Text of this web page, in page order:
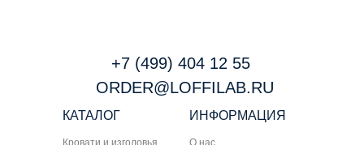
КАТАЛОГ
+7 (499) 404 12 55
ORDER@LOFFILAB.RU
Кровати и изголовья
ИНФОРМАЦИЯ
О нас